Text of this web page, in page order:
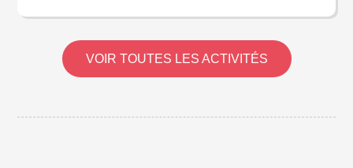
VOIR TOUTES LES ACTIVITÉS